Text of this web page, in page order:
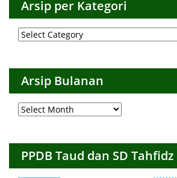
Arsip per Kategori
Arsip
per
Arsip Bulanan
Arsip
Bulanan
PPDB Taud dan SD